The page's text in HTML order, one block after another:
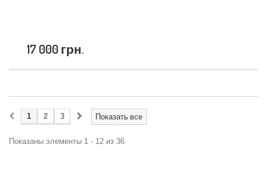
17 000 грн.
Показать все
1 2 3
Показаны элементы 1 - 12 из 36